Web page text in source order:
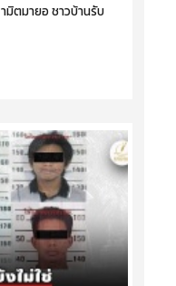
มิตมายอ ชาวบ้านรับ